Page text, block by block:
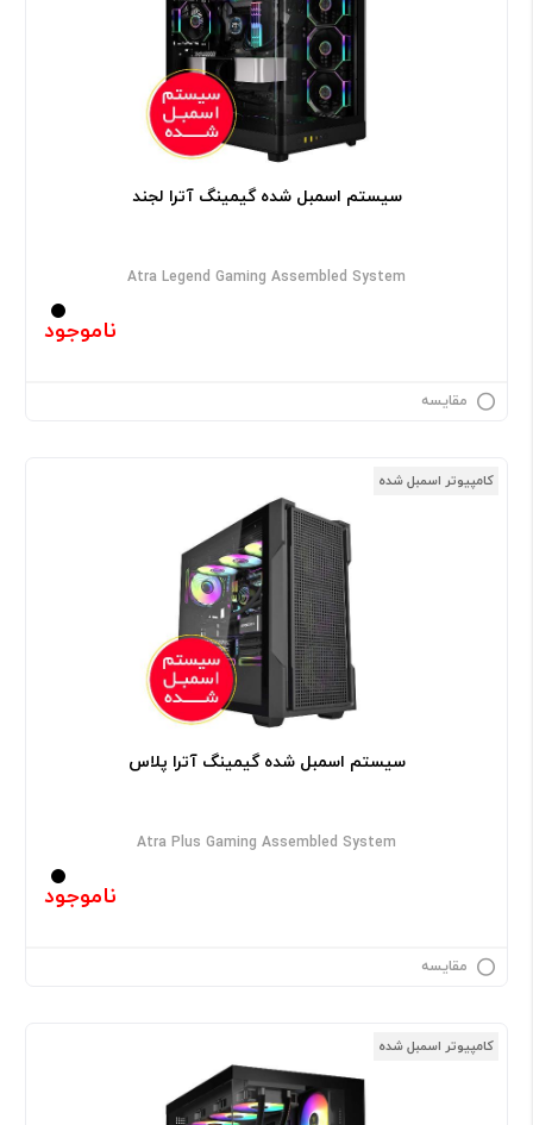
سیستم اسمبل شده گیمینگ آترا لجند
Atra Legend Gaming Assembled System
ناموجود
مقایسه
کامپیوتر اسمبل شده
سیستم اسمبل شده گیمینگ آترا پلاس
Atra Plus Gaming Assembled System
ناموجود
مقایسه
کامپیوتر اسمبل شده